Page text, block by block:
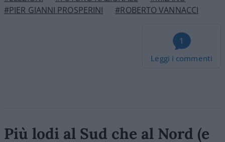
#PIER GIANNI PROSPERINI
#ROBERTO VANNACCI
1
Leggi i commenti
Più lodi al Sud che al Nord (e